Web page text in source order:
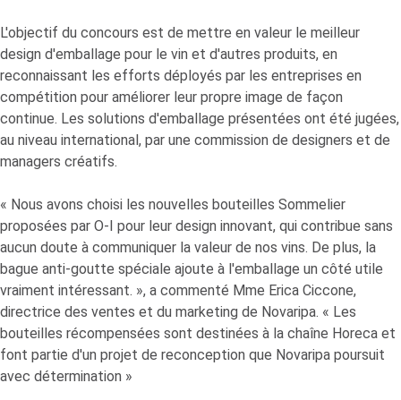
L'objectif du concours est de mettre en valeur le meilleur
design d'emballage pour le vin et d'autres produits, en
reconnaissant les efforts déployés par les entreprises en
compétition pour améliorer leur propre image de façon
continue. Les solutions d'emballage présentées ont été jugées,
au niveau international, par une commission de designers et de
managers créatifs.
« Nous avons choisi les nouvelles bouteilles Sommelier
proposées par O-I pour leur design innovant, qui contribue sans
aucun doute à communiquer la valeur de nos vins. De plus, la
bague anti-goutte spéciale ajoute à l'emballage un côté utile
vraiment intéressant. », a commenté Mme Erica Ciccone,
directrice des ventes et du marketing de Novaripa. « Les
bouteilles récompensées sont destinées à la chaîne Horeca et
font partie d'un projet de reconception que Novaripa poursuit
avec détermination »